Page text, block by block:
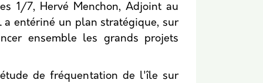
1/7, Hervé Menchon, Adjoint au
entériné un plan stratégique, sur
ensemble les grands projets
de fréquentation de l'île sur